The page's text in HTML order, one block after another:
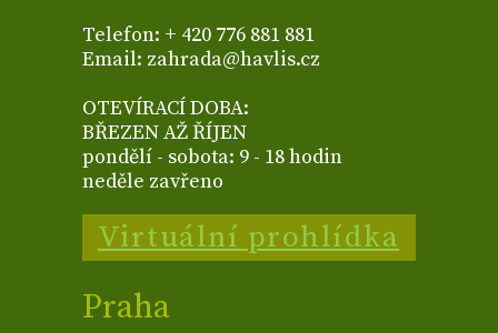
Telefon: + 420 776 881 881
Email: zahrada@havlis.cz
OTEVÍRACÍ DOBA:
BŘEZEN AŽ ŘÍJEN
pondělí - sobota: 9 - 18 hodin
neděle zavřeno
Virtuální prohlídka
Praha